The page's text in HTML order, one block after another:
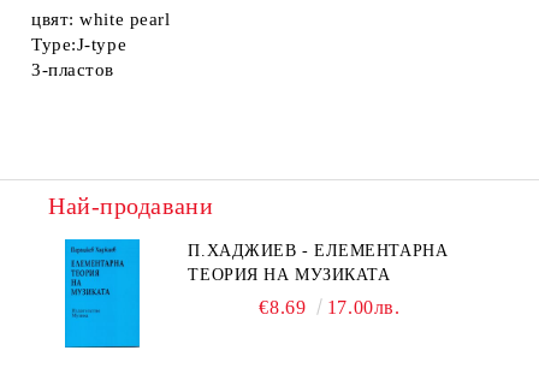
цвят: white pearl
Type:J-type
3-пластов
Най-продавани
П.ХАДЖИЕВ - ЕЛЕМЕНТАРНА
ТЕОРИЯ НА МУЗИКАТА
€8.69 17.00лв.